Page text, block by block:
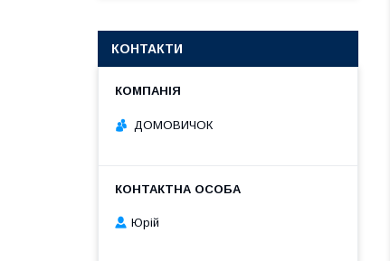
КОНТАКТИ
ДОМОВИЧОК
Юрій